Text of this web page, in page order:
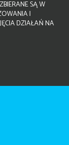
SĄ W
I
DZIAŁAŃ NA